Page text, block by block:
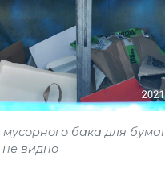
бака для
не видно